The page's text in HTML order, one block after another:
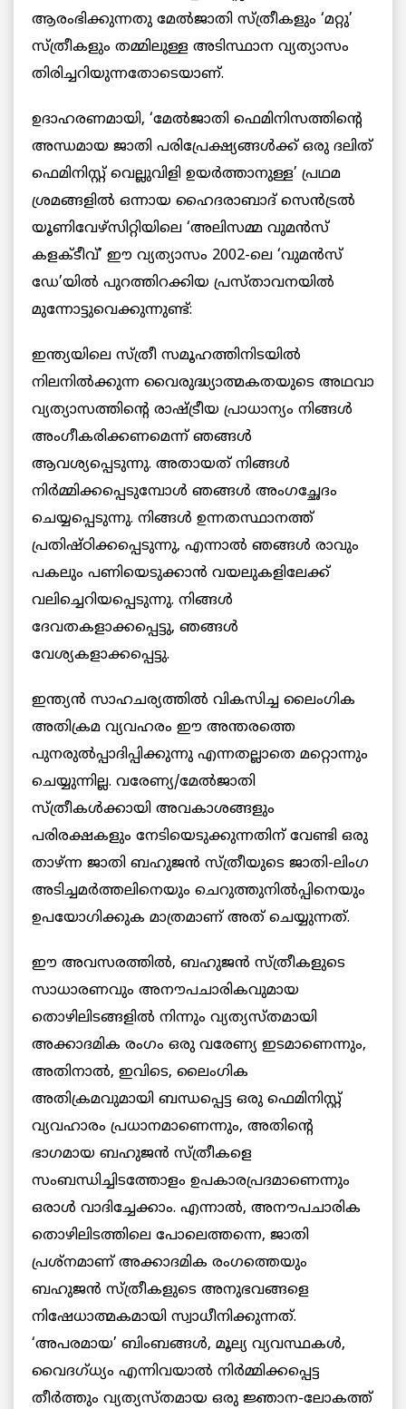
ആരംഭിക്കുന്നതു മേല്‍ജാതി സ്ത്രീകളും ‘മറ്റു’
സ്ത്രീകളും തമ്മിലുള്ള അടിസ്ഥാന വ്യത്യാസം
തിരിച്ചറിയുന്നതോടെയാണ്.
ഉദാഹരണമായി, ‘മേല്‍ജാതി ഫെമിനിസത്തിന്റെ
അന്ധമായ ജാതി പരിപ്രേക്ഷ്യങ്ങള്‍ക്ക് ഒരു ദലിത്
ഫെമിനിസ്റ്റ് വെല്ലുവിളി ഉയര്‍ത്താനുള്ള’ പ്രഥമ
ശ്രമങ്ങളില്‍ ഒന്നായ ഹൈദരാബാദ് സെന്‍ട്രല്‍
യൂണിവേഴ്‌സിറ്റിയിലെ ‘അലിസമ്മ വുമന്‍സ്
കളക്ടീവ്’ ഈ വ്യത്യാസം 2002-ലെ ‘വുമന്‍സ്
ഡേ’യില്‍ പുറത്തിറക്കിയ പ്രസ്താവനയില്‍
മുന്നോട്ടുവെക്കുന്നുണ്ട്:
ഇന്ത്യയിലെ സ്ത്രീ സമൂഹത്തിനിടയില്‍
നിലനില്‍ക്കുന്ന വൈരുദ്ധ്യാത്മകതയുടെ അഥവാ
വ്യത്യാസത്തിന്റെ രാഷ്ട്രീയ പ്രാധാന്യം നിങ്ങള്‍
അംഗീകരിക്കണമെന്ന് ഞങ്ങള്‍
ആവശ്യപ്പെടുന്നു. അതായത് നിങ്ങള്‍
നിര്‍മ്മിക്കപ്പെടുമ്പോള്‍ ഞങ്ങള്‍ അംഗച്ഛേദം
ചെയ്യപ്പെടുന്നു. നിങ്ങള്‍ ഉന്നതസ്ഥാനത്ത്
പ്രതിഷ്ഠിക്കപ്പെടുന്നു, എന്നാല്‍ ഞങ്ങള്‍ രാവും
പകലും പണിയെടുക്കാന്‍ വയലുകളിലേക്ക്
വലിച്ചെറിയപ്പെടുന്നു. നിങ്ങള്‍
ദേവതകളാക്കപ്പെട്ടു, ഞങ്ങള്‍
വേശ്യകളാക്കപ്പെട്ടു.
ഇന്ത്യന്‍ സാഹചര്യത്തില്‍ വികസിച്ച ലൈംഗിക
അതിക്രമ വ്യവഹരം ഈ അന്തരത്തെ
പുനരുല്‍പ്പാദിപ്പിക്കുന്നു എന്നതല്ലാതെ മറ്റൊന്നും
ചെയ്യുന്നില്ല. വരേണ്യ/മേല്‍ജാതി
സ്ത്രീകള്‍ക്കായി അവകാശങ്ങളും
പരിരക്ഷകളും നേടിയെടുക്കുന്നതിന് വേണ്ടി ഒരു
താഴ്ന്ന ജാതി ബഹുജന്‍ സ്ത്രീയുടെ ജാതി-ലിംഗ
അടിച്ചമര്‍ത്തലിനെയും ചെറുത്തുനില്‍പ്പിനെയും
ഉപയോഗിക്കുക മാത്രമാണ് അത് ചെയ്യുന്നത്.
ഈ അവസരത്തില്‍, ബഹുജന്‍ സ്ത്രീകളുടെ
സാധാരണവും അനൗപചാരികവുമായ
തൊഴിലിടങ്ങളില്‍ നിന്നും വ്യത്യസ്തമായി
അക്കാദമിക രംഗം ഒരു വരേണ്യ ഇടമാണെന്നും,
അതിനാല്‍, ഇവിടെ, ലൈംഗിക
അതിക്രമവുമായി ബന്ധപ്പെട്ട ഒരു ഫെമിനിസ്റ്റ്
വ്യവഹാരം പ്രധാനമാണെന്നും, അതിന്റെ
ഭാഗമായ ബഹുജന്‍ സ്ത്രീകളെ
സംബന്ധിച്ചിടത്തോളം ഉപകാരപ്രദമാണെന്നും
ഒരാള്‍ വാദിച്ചേക്കാം. എന്നാല്‍, അനൗപചാരിക
തൊഴിലിടത്തിലെ പോലെത്തന്നെ, ജാതി
പ്രശ്‌നമാണ് അക്കാദമിക രംഗത്തെയും
ബഹുജന്‍ സ്ത്രീകളുടെ അനുഭവങ്ങളെ
നിഷേധാത്മകമായി സ്വാധീനിക്കുന്നത്.
‘അപരമായ’ ബിംബങ്ങള്‍, മൂല്യ വ്യവസ്ഥകള്‍,
വൈദഗ്ധ്യം എന്നിവയാല്‍ നിര്‍മ്മിക്കപ്പെട്ട
തീര്‍ത്തും വ്യത്യസ്തമായ ഒരു ജ്ഞാന-ലോകത്ത്